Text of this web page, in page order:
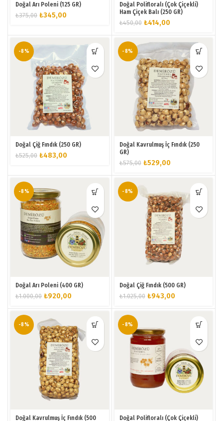
Doğal Arı Poleni (125 GR)
₺375,00 Orijinal
₺345,00
Doğal Polifloralı (Çok Çiçekli)
Ham Çiçek Balı (250 GR)
₺450,00 Orijinal
₺450,00.
₺414,00Şu
fiyat:
₺414,00.
-8%
Doğal Çiğ Fındık (250 GR)
₺525,00 Orijinal
₺483,00
-8%
Doğal Kavrulmuş İç Fındık (250
GR)
₺575,00 Orijinal
₺529,00Şu
₺529,00.
-8%
Doğal Arı Poleni (400 GR)
₺1.000,00 Orijinal
₺920,00
₺920,00.
-8%
Doğal Çiğ Fındık (500 GR)
₺1.025,00 Orijinal
₺943,00Şu
₺943,00.
-8%
Doğal Kavrulmuş İç Fındık (500
-8%
Doğal Polifloralı (Çok Çiçekli)